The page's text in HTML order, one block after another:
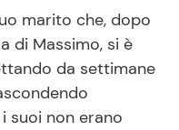
marito che, dopo
di Massimo, si è
da settimane
suoi non erano